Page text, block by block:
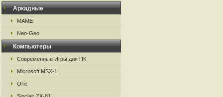
Аркадные
MAME
Neo-Geo
Компьютеры
Современные Игры для ПК
Microsoft MSX-1
Oric